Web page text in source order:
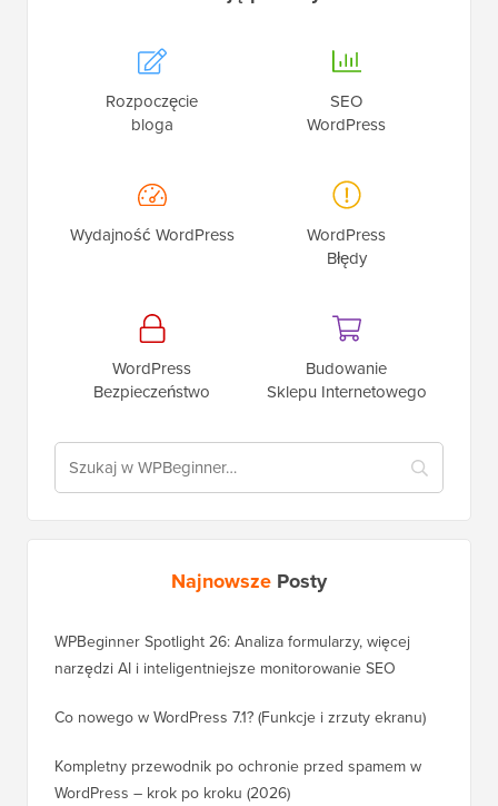
Rozpoczęcie
bloga
SEO
WordPress
Wydajność WordPress
WordPress
Błędy
WordPress
Bezpieczeństwo
Budowanie
Sklepu Internetowego
Najnowsze Posty
WPBeginner Spotlight 26: Analiza formularzy, więcej
narzędzi AI i inteligentniejsze monitorowanie SEO
Co nowego w WordPress 7.1? (Funkcje i zrzuty ekranu)
Kompletny przewodnik po ochronie przed spamem w
WordPress – krok po kroku (2026)